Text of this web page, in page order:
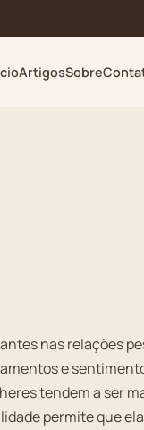
ArtigosSobre
nas relações
e
tendem a ser
permite que